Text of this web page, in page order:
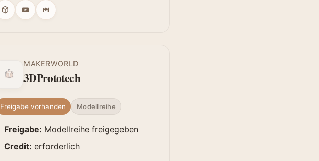
MAKERWORLD
3DPrototech
Freigabe vorhanden Modellreihe
Freigabe: Modellreihe freigegeben
Credit: erforderlich